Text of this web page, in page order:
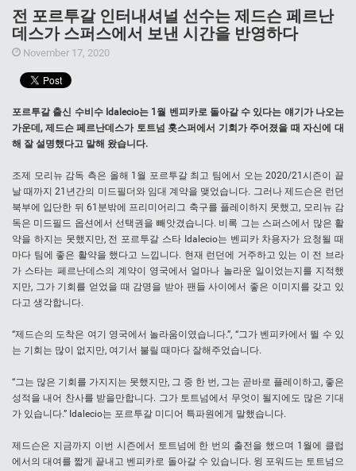
전 포르투갈 인터내셔널 선수는 제드슨 페르난
데스가 스퍼스에서 보낸 시간을 반영하다
November 17, 2020
포르투갈 출신 수비수 Idalecio는 1월 벤피카로 돌아갈 수 있다는 얘기가 나오는
가운데, 제드슨 페르난데스가 토트넘 홋스퍼에서 기회가 주어졌을 때 자신에 대
해 잘 설명했다고 말해 왔습니다.
조제 모리뉴 감독 측은 올해 1월 포르투갈 최고 팀에서 오는 2020/21시즌이 끝
날 때까지 21년간의 미드필더와 임대 계약을 맺었습니다. 그러나 제드슨은 런던
북부에 입단한 뒤 61분밖에 프리미어리그 축구를 플레이하지 못했고, 모리뉴 감
독은 미드필드 옵션에서 선택권을 빼앗겼습니다. 비록 그는 스퍼스에서 많은 활
약을 하지는 못했지만, 전 포르투갈 스타 Idalecio는 벤피카 차용자가 요청될 때
마다 팀에 좋은 활약을 했다고 느낍니다. 현재 런던에 거주하고 있는 이 전 브라
가 스타는 페르난데스의 계약이 영국에서 얼마나 놀라운 일이었는지를 지적했
지만, 그가 기회를 얻었을 때 감명을 받아 팬들 사이에서 좋은 이미지를 갖고 있
다고 생각합니다.
“제드슨의 도착은 여기 영국에서 놀라움이였습니다.”, “그가 벤피카에서 뛸 수 있
는 기회는 많이 없지만, 여기서 불릴 때마다 잘해주었습니다.
“그는 많은 기회를 가지지는 못했지만, 그 중 한 번, 그는 곧바로 플레이하고, 좋은
성적을 내어 찬사를 받을만합니다. 그가 토트넘에서 무엇이 될지에도 많은 기대
가 있습니다.” Idаlесіо는 포르투갈 미디어 특파원에게 말했습니다.
제드슨은 지금까지 이번 시즌에서 토트넘에 한 번의 출전을 했으며 1월에 클럽
에서의 대여를 짧게 끝내고 벤피카로 돌아갈 수 있습니다. 윙 포워드는 토트넘으